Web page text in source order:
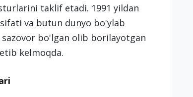
taklif etadi. 1991 yildan
va butun dunyo bo'ylab
bo'lgan olib borilayotgan
kelmoqda.